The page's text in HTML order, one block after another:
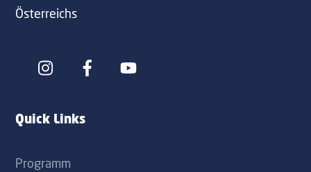
Österreichs
Icon
Icon
Quick Links
Programm